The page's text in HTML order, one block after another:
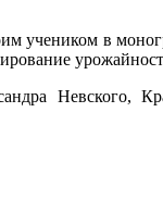
учеником в
Невского,